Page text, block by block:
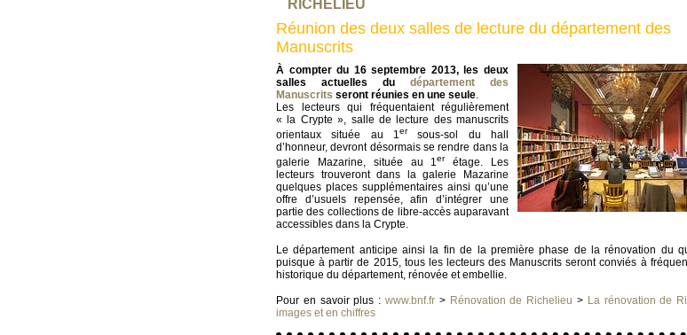
RICHELIEU
Réunion des deux salles de lecture du département des
Manuscrits
À compter du 16 septembre 2013, les deux
salles actuelles du département des
Manuscrits seront réunies en une seule.
Les lecteurs qui fréquentaient régulièrement
« la Crypte », salle de lecture des manuscrits
orientaux située au 1er
sous-sol du hall
d’honneur, devront désormais se rendre dans la
galerie Mazarine, située au 1er
étage. Les
lecteurs trouveront dans la galerie Mazarine
quelques places supplémentaires ainsi qu’une
offre d’usuels repensée, afin d’intégrer une
partie des collections de libre-accès auparavant
accessibles dans la Crypte.
Le département anticipe ainsi la fin de la première phase de la rénovation du
puisque à partir de 2015, tous les lecteurs des Manuscrits seront conviés à
historique du département, rénovée et embellie.
Pour en savoir plus : www.bnf.fr > Rénovation de Richelieu > La rénovation de
images et en chiffres